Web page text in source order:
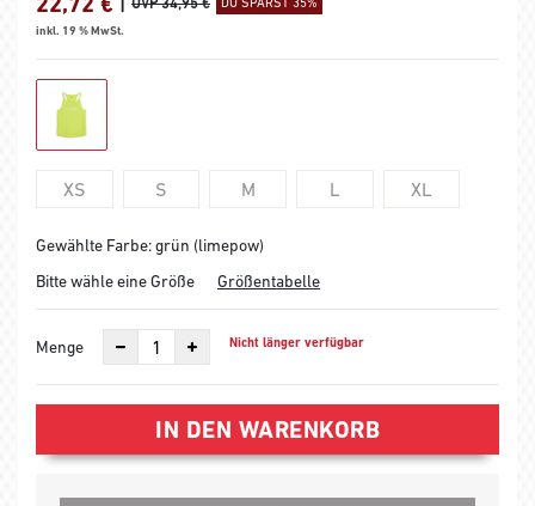
UVP 34,95 €
inkl. 19 % MwSt.
XS S M L XL
Gewählte Farbe: grün (limepow)
Bitte wähle eine Größe
Größentabelle
Menge Nicht länger verfügbar
IN DEN WARENKORB